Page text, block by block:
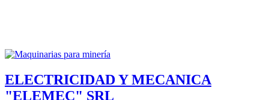
ELECTRICIDAD Y MECANICA
"ELEMEC" SRL